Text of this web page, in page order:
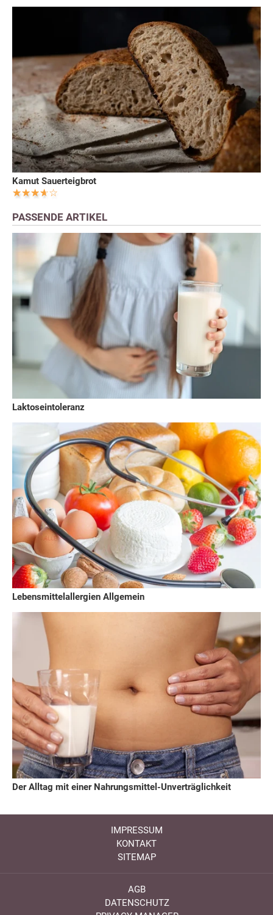
Kamut Sauerteigbrot
PASSENDE ARTIKEL
Laktoseintoleranz
Lebensmittelallergien Allgemein
Der Alltag mit einer Nahrungsmittel-Unverträglichkeit
IMPRESSUM
KONTAKT
SITEMAP
AGB
DATENSCHUTZ